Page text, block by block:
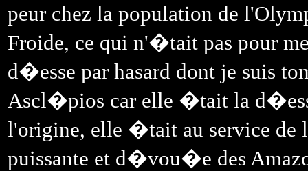
peur chez la population de
Froide, ce qui n'�tait pas pour
d�esse par hasard dont je suis
Ascl�pios car elle �tait la
l'origine, elle �tait au service
puissante et d�vou�e des